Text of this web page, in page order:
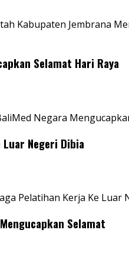
Kabupaten Jembrana
Selamat Hari Raya
Negara
Negeri Dibia
Pelatihan Kerja Ke Luar
Selamat